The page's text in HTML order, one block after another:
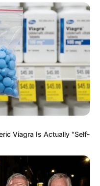
খবর পাওয়া যায়নি।